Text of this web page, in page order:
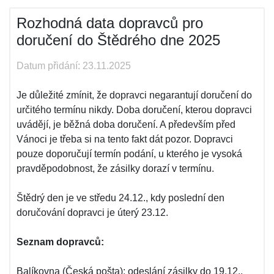
Rozhodná data dopravců pro
doručení do Štědrého dne 2025
Datum přidání: 23.11.2025
Je důležité zmínit, že dopravci negarantují doručení do
určitého termínu nikdy. Doba doručení, kterou dopravci
uvádějí, je běžná doba doručení. A především před
Vánoci je třeba si na tento fakt dát pozor. Dopravci
pouze doporučují termín podání, u kterého je vysoká
pravděpodobnost, že zásilky dorazí v termínu.
Štědrý den je ve středu 24.12., kdy poslední den
doručování dopravci je úterý 23.12.
Seznam dopravců:
Balíkovna (Česká pošta): odeslání zásilky do 19.12.,